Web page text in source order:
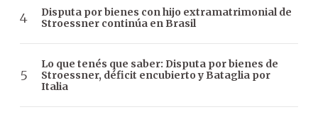
Disputa por bienes con hijo extramatrimonial de
Stroessner continúa en Brasil
Lo que tenés que saber: Disputa por bienes de
Stroessner, déficit encubierto y Bataglia por
Italia